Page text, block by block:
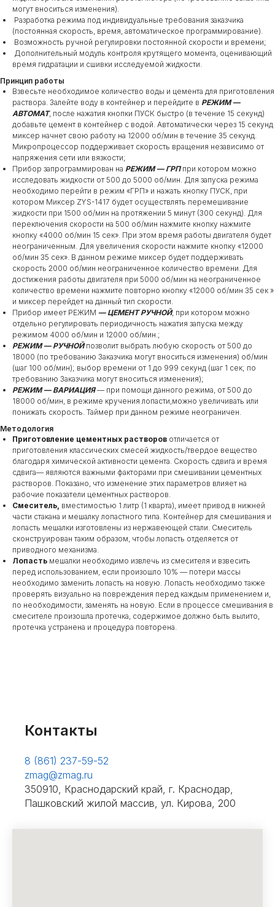
могут вноситься изменения).
Разработка режима под индивидуальные требования заказчика
(постоянная скорость, время, автоматическое программирование).
Возможность ручной регулировки постоянной скорости и времени;
Дополнительный модуль контроля крутящего момента, оценивающий
время гидратации и сшивки исследуемой жидкости.
Принцип работы
Взвесьте необходимое количество воды и цемента для приготовления
раствора. Залейте воду в контейнер и перейдите в РЕЖИМ —
АВТОМАТ, после нажатия кнопки ПУСК быстро (в течение 15 секунд)
добавьте цемент в контейнер с водой. Автоматически через 15 секунд
миксер начнет свою работу на 12000 об/мин в течение 35 секунд.
Микропроцессор поддерживает скорость вращения независимо от
напряжения сети или вязкости;
Прибор запрограммирован на РЕЖИМ — ГРПпри котором можно
исследовать жидкости от 500 до 5000 об/мин. Для запуска режима
необходимо перейти в режим «ГРП» и нажать кнопку ПУСК, при
котором Миксер ZYS-1417 будет осуществлять перемешивание
жидкости при 1500 об/мин на протяжении 5 минут (300 секунд). Для
переключения скорости на 500 об/мин нажмите кнопку нажмите
кнопку «4000 об/мин 15 сек». При этом время работы двигателя будет
неограниченным. Для увеличения скорости нажмите кнопку «12000
об/мин 35 сек». В данном режиме миксер будет поддерживать
скорость 2000 об/мин неограниченное количество времени. Для
достижения работы двигателя при 5000 об/мин на неограниченное
количество времени нажмите повторно кнопку «12000 об/мин 35 сек »
и миксер перейдет на данный тип скорости.
Прибор имеет РЕЖИМ — ЦЕМЕНТ РУЧНОЙ, при котором можно
отдельно регулировать периодичность нажатия запуска между
режимом 4000 об/мин и 12000 об/мин.;
РЕЖИМ — РУЧНОЙпозволит выбрать любую скорость от 500 до
18000 (по требованию Заказчика могут вноситься изменения) об/мин
(шаг 100 об/мин); выбор времени от 1 до 999 секунд (шаг 1 сек; по
требованию Заказчика могут вноситься изменения);
РЕЖИМ — ВАРИАЦИЯ— при помощи данного режима, от 500 до
18000 об/мин, в режиме кручения лопасти,можно увеличивать или
понижать скорость. Таймер при данном режиме неограничен.
Методология
Приготовление цементных растворов отличается от
приготовления классических смесей жидкость/твердое вещество
благодаря химической активности цемента. Скорость сдвига и время
сдвига— являются важными факторами при смешивании цементных
растворов. Показано, что изменение этих параметров влияет на
рабочие показатели цементных растворов.
Смеситель, вместимостью 1 литр (1 кварта), имеет привод в нижней
части стакана и мешалку лопастного типа. Контейнер для смешивания и
лопасть мешалки изготовлены из нержавеющей стали. Смеситель
сконструирован таким образом, чтобы лопасть отделяется от
приводного механизма.
Лопасть мешалки необходимо извлечь из смесителя и взвесить
перед использованием, если произошло 10% — потери массы
необходимо заменить лопасть на новую. Лопасть необходимо также
проверять визуально на повреждения перед каждым применением и,
по необходимости, заменять на новую. Если в процессе смешивания в
смесителе произошла протечка, содержимое должно быть вылито,
протечка устранена и процедура повторена.
Контакты
8 (861) 237-59-52
zmag@zmag.ru
350910, Краснодарский край, г. Краснодар,
Пашковский жилой массив, ул. Кирова, 200